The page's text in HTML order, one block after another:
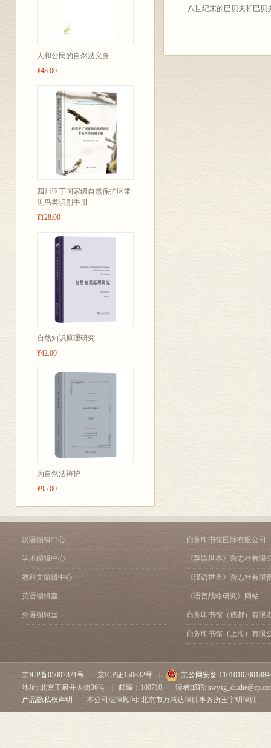
人和公民的自然法义务
¥48.00
四川亚丁国家级自然保护区常
见鸟类识别手册
¥128.00
自然知识原理研究
¥42.00
为自然法辩护
¥95.00
体例也不完全统一，凡是
八世纪末的巴贝夫和巴贝
汉语编辑中心
学术编辑中心
教科文编辑中心
英语编辑室
外语编辑室
商务印书馆国际有限公司
《英语世界》杂志社有限
《汉语世界》杂志社有限
《语言战略研究》网站
商务印书馆（成都）有限
商务印书馆（上海）有限
京ICP备05007371号 京ICP证150832号
京公网安备
地址: 北京王府井大街36号
邮编：100710
读者邮箱:
产品隐私权声明
本公司法律顾问: 北京市万慧达律师事务所王宇明律师